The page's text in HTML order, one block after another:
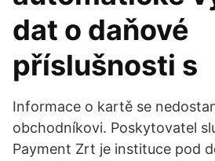
dat o daňové
příslušnosti s
Informace o kartě se
obchodníkovi. Poskytovatel
Payment Zrt je instituce pod